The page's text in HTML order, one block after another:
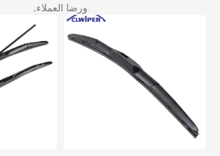
ورضا العملاء.